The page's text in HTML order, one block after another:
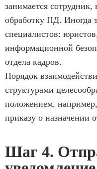
занимается
обработку ПД. Иногда
специалистов:
информационной
отдела кадров.
Порядок
структурами
положением,
приказу о назначении
Шаг 4.